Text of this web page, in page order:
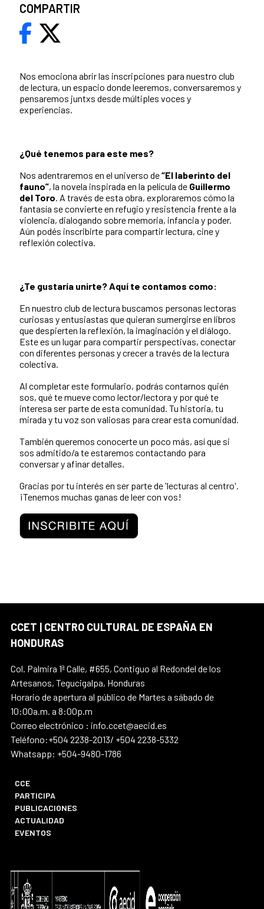
Nos emociona abrir las inscripciones para nuestro club
de lectura, un espacio donde leeremos, conversaremos y
pensaremos juntxs desde múltiples voces y
experiencias.
¿Qué tenemos para este mes?
Nos adentraremos en el universo de“El laberinto del
fauno”, la novela inspirada en la película de Guillermo
del Toro. A través de esta obra, exploraremos cómo la
fantasía se convierte en refugio y resistencia frente a la
violencia, dialogando sobre memoria, infancia y poder.
Aún podés inscribirte para compartir lectura, cine y
reflexión colectiva.
¿Te gustaría unirte? Aquí te contamos como:
En nuestro club de lectura buscamos personas lectoras
curiosas y entusiastas que quieran sumergirse en libros
que despierten la reflexión, la imaginación y el diálogo.
Este es un lugar para compartir perspectivas, conectar
con diferentes personas y crecer a través de la lectura
colectiva.
Al completar este formulario, podrás contarnos quién
sos, qué te mueve como lector/lectora y por qué te
interesa ser parte de esta comunidad. Tu historia, tu
mirada y tu voz son valiosas para crear esta comunidad.
También queremos conocerte un poco más, así que si
sos admitido/a te estaremos contactando para
conversar y afinar detalles.
Gracias por tu interés en ser parte de 'lecturas al centro'.
¡Tenemos muchas ganas de leer con vos!
COMPARTIR
CCET | CENTRO CULTURAL DE ESPAÑA EN
HONDURAS
Col. Palmira 1ª Calle, #655, Contiguo al Redondel de los
Artesanos, Tegucigalpa, Honduras
Horario de apertura al público de Martes a sábado de
10:00a.m. a 8:00p.m
Correo electrónico : info.ccet@aecid.es
Teléfono:+504 2238-2013/ +504 2238-5332
Whatsapp: +504-9480-1786
CCE
PARTICIPA
PUBLICACIONES
ACTUALIDAD
EVENTOS